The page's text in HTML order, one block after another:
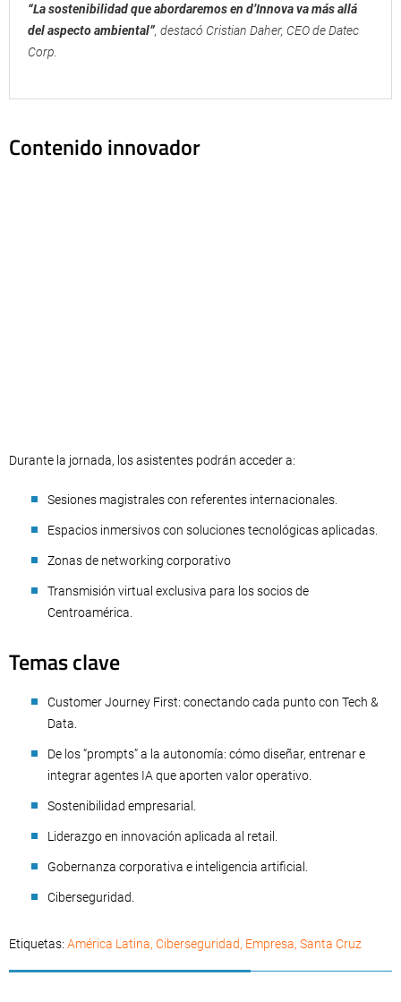
“La sostenibilidad que abordaremos en d’Innova va más allá
del aspecto ambiental”, destacó Cristian Daher, CEO de Datec
Corp.
Contenido innovador
Durante la jornada, los asistentes podrán acceder a:
Sesiones magistrales con referentes internacionales.
Espacios inmersivos con soluciones tecnológicas aplicadas.
Zonas de networking corporativo
Transmisión virtual exclusiva para los socios de
Centroamérica.
Temas clave
Customer Journey First: conectando cada punto con Tech &
Data.
De los “prompts” a la autonomía: cómo diseñar, entrenar e
integrar agentes IA que aporten valor operativo.
Sostenibilidad empresarial.
Liderazgo en innovación aplicada al retail.
Gobernanza corporativa e inteligencia artificial.
Ciberseguridad.
Etiquetas: América Latina, Ciberseguridad, Empresa, Santa Cruz